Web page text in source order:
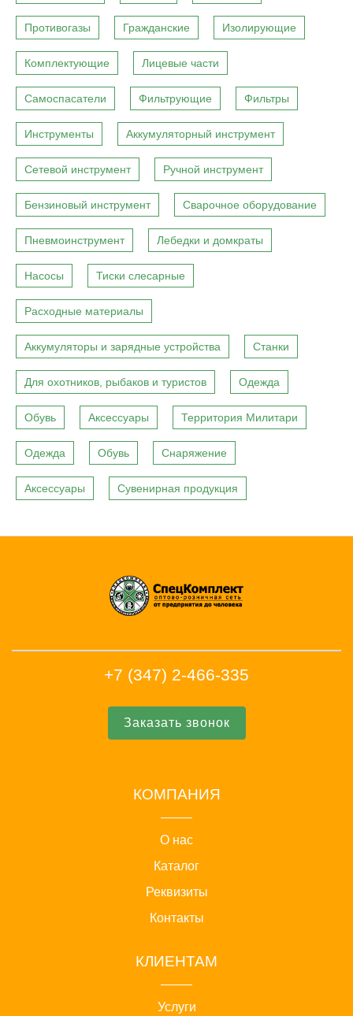
Противогазы Гражданские Изолирующие
Комплектующие Лицевые части
Самоспасатели Фильтрующие Фильтры
Инструменты Аккумуляторный инструмент
Сетевой инструмент Ручной инструмент
Бензиновый инструмент Сварочное оборудование
Пневмоинструмент Лебедки и домкраты
Насосы Тиски слесарные
Расходные материалы
Аккумуляторы и зарядные устройства Станки
Для охотников, рыбаков и туристов Одежда
Обувь Аксессуары Территория Милитари
Одежда Обувь Снаряжение
Аксессуары Сувенирная продукция
+7 (347) 2-466-335
Заказать звонок
КОМПАНИЯ
О нас
Каталог
Реквизиты
Контакты
КЛИЕНТАМ
Услуги